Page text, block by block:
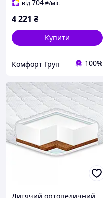
від704₴/міс
4 221 ₴
Купити
Комфорт Груп 100%